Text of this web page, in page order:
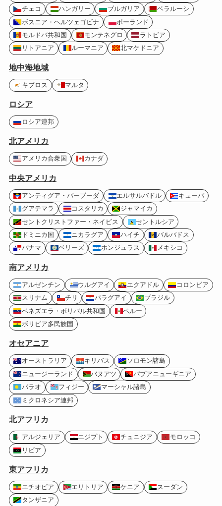
チェコ
ハンガリー ブルガリア
ベラルーシ
ボスニア・ヘルツェゴビナ
ポーランド
モルドバ共和国
モンテネグロ
ラトビア
リトアニア
ルーマニア 北マケドニア
地中海地域
キプロス マルタ
ロシア
ロシア連邦
北アメリカ
アメリカ合衆国 カナダ
中央アメリカ
アンティグア・バーブーダ エルサルバドル
キューバ
グアテマラ
コスタリカ
ジャマイカ
セントクリストファー・ネイビス
セントルシア
ドミニカ国
ニカラグア ハイチ
バルバドス
パナマ
ベリーズ ホンジュラス メキシコ
南アメリカ
アルゼンチン ウルグアイ エクアドル
コロンビア
スリナム
チリ パラグアイ
ブラジル
ベネズエラ・ボリバル共和国
ペルー
ボリビア多民族国
オセアニア
オーストラリア キリバス
ソロモン諸島
ニュージーランド
バヌアツ
パプアニューギニア
パラオ
フィジー
マーシャル諸島
ミクロネシア連邦
北アフリカ
アルジェリア エジプト チュニジア
モロッコ
リビア
東アフリカ
エチオピア エリトリア ケニア
スーダン
タンザニア